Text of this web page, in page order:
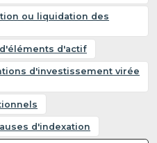
ou liquidation des
d'actif
d'investissement virée
d'indexation